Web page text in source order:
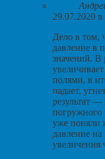
29.07.2020 в
Дело в том,
давление в
значений. В
полями, в
падает,
результат
погружного
уже поняли
давление
увеличения